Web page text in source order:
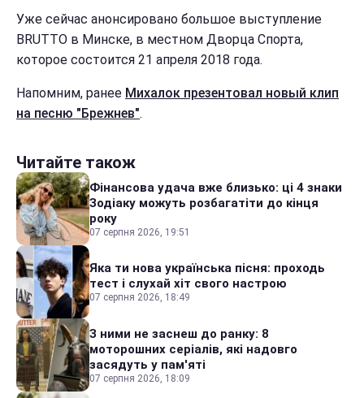
Уже сейчас анонсировано большое выступление
BRUTTO в Минске, в местном Дворца Спорта,
которое состоится 21 апреля 2018 года.
Напомним, ранее Михалок презентовал новый клип
на песню "Брежнев".
Читайте також
Фінансова удача вже близько: ці 4 знаки
Зодіаку можуть розбагатіти до кінця
року
07 серпня 2026, 19:51
Яка ти нова українська пісня: проходь
тест і слухай хіт свого настрою
07 серпня 2026, 18:49
З ними не заснеш до ранку: 8
моторошних серіалів, які надовго
засядуть у пам'яті
07 серпня 2026, 18:09